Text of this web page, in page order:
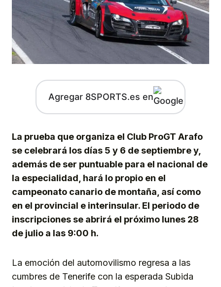
Agregar 8SPORTS.es en
La prueba que organiza el Club ProGT Arafo
se celebrará los días 5 y 6 de septiembre y,
además de ser puntuable para el nacional de
la especialidad, hará lo propio en el
campeonato canario de montaña, así como
en el provincial e interinsular. El periodo de
inscripciones se abrirá el próximo lunes 28
de julio a las 9:00 h.
La emoción del automovilismo regresa a las
cumbres de Tenerife con la esperada Subida